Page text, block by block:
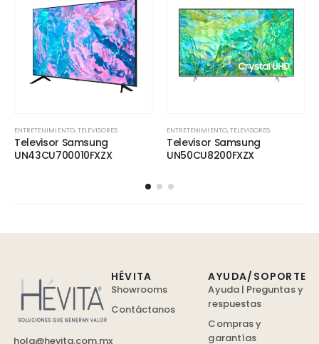
ENTRETENIMIENTO,TELEVISORES
Televisor Samsung
UN43CU700010FXZX
ENTRETENIMIENTO,TELEVISORES
Televisor Samsung
UN50CU8200FXZX
hola@hevita.com.mx
HÉVITA
Showrooms
Contáctanos
AYUDA/SOPORTE
Ayuda | Preguntas y
respuestas
Compras y
garantías